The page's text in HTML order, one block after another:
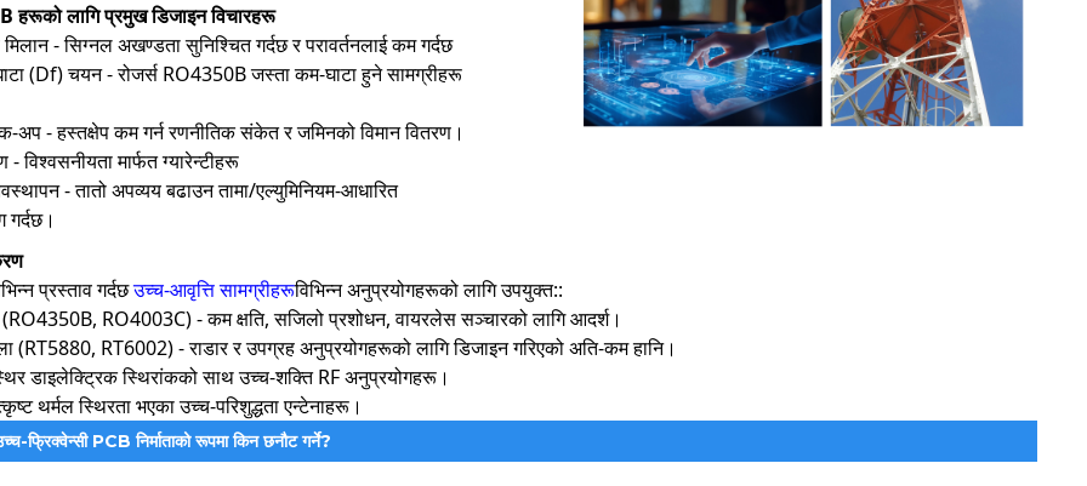
हरूको लागि प्रमुख डिजाइन विचारहरू
मिलान - सिग्नल अखण्डता सुनिश्चित गर्दछ र परावर्तनलाई कम गर्दछ
(Df) चयन - रोजर्स RO4350B जस्ता कम-घाटा हुने सामग्रीहरू
- हस्तक्षेप कम गर्न रणनीतिक संकेत र जमिनको विमान वितरण।
- विश्वसनीयता मार्फत ग्यारेन्टीहरू
- तातो अपव्यय बढाउन तामा/एल्युमिनियम-आधारित
गर्दछ।
प्रस्ताव गर्दछउच्च-आवृत्ति सामग्रीहरूविभिन्न अनुप्रयोगहरूको लागि उपयुक्त::
RO4003C) - कम क्षति, सजिलो प्रशोधन, वायरलेस सञ्चारको लागि आदर्श।
RT6002) - राडार र उपग्रह अनुप्रयोगहरूको लागि डिजाइन गरिएको अति-कम हानि।
डाइलेक्ट्रिक स्थिरांकको साथ उच्च-शक्ति RF अनुप्रयोगहरू।
थर्मल स्थिरता भएका उच्च-परिशुद्धता एन्टेनाहरू।
फ्रिक्वेन्सी PCB निर्माताको रूपमा किन छनौट गर्ने?